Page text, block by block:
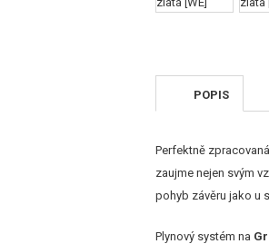
POPIS
Perfektně
zaujme nejen svým
pohyb závěru jako u
Plynový systém na